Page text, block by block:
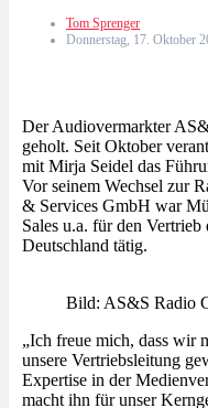
Tom Sprenger
Donnerstag, 17. Oktober
Der Audiovermarkter
geholt. Seit Oktober
mit Mirja Seidel das
Vor seinem Wechsel zur
& Services GmbH war
Sales u.a. für den
Deutschland tätig.
Bild: AS&S Radio
„Ich freue mich, dass wir
unsere Vertriebsleitung
Expertise in der
macht ihn für unser